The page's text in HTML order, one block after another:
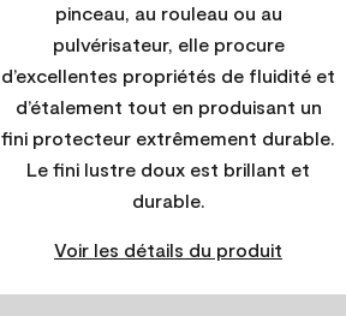
pinceau, au rouleau ou au
pulvérisateur, elle procure
d’excellentes propriétés de fluidité et
d’étalement tout en produisant un
fini protecteur extrêmement durable.
Le fini lustre doux est brillant et
durable.
Voir les détails du produit